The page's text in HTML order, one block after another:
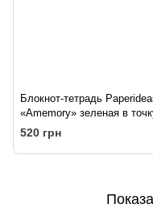
Блокнот-тетрадь
«Amemory» зеленая в
520 грн